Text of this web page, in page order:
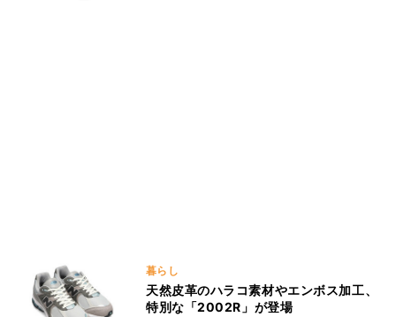
暮らし
天然皮革のハラコ素材やエンボス加工、
特別な「2002R」が登場